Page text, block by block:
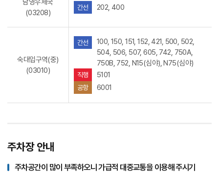
남영우체국
(03208)
간선 202, 400
숙대입구역(중)
(03010)
간선
100, 150, 151, 152, 421, 500, 502,
504, 506, 507, 605, 742, 750A,
750B, 752, N15(심야), N75(심야)
직행 5101
공항 6001
주차장 안내
주차공간이 많이 부족하오니 가급적 대중교통을 이용해 주시기